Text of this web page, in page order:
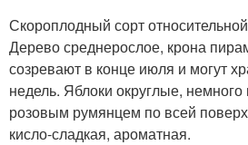
Скороплодный сорт
Дерево среднерослое, крона
созревают в конце июля и могут
недель. Яблоки округлые,
розовым румянцем по всей
кисло-сладкая, ароматная.